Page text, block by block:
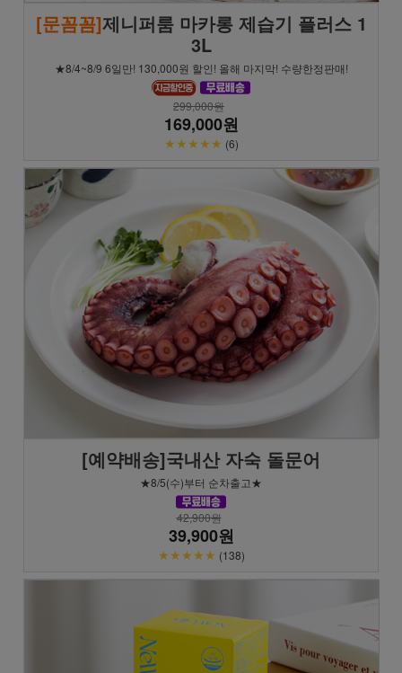
[문꼼꼼]제니퍼룸 마카롱 제습기 플러스 1
3L
★8/4~8/9 6일만! 130,000원 할인! 올해 마지막! 수량한정판매!
299,000원
169,000원
★★★★★ (6)
[예약배송]국내산 자숙 돌문어
★8/5(수)부터 순차출고★
42,900원
39,900원
★★★★★ (138)